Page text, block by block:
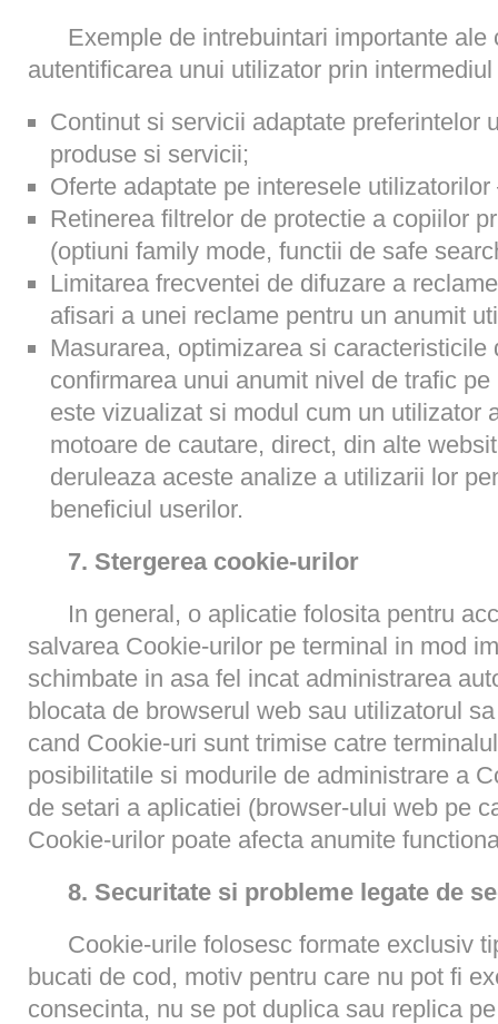
Exemple de intrebuintari importante
autentificarea unui utilizator prin
Continut si servicii adaptate preferintelor
produse si servicii;
Oferte adaptate pe interesele
Retinerea filtrelor de protectie a copiilor
(optiuni family mode, functii de safe
Limitarea frecventei de difuzare a
afisari a unei reclame pentru un anumit
Masurarea, optimizarea si
confirmarea unui anumit nivel de trafic
este vizualizat si modul cum un utilizator
motoare de cautare, direct, din alte
deruleaza aceste analize a utilizarii lor
beneficiul userilor.
7. Stergerea cookie-urilor
In general, o aplicatie folosita pentru
salvarea Cookie-urilor pe terminal in mod
schimbate in asa fel incat administrarea
blocata de browserul web sau utilizatorul
cand Cookie-uri sunt trimise catre
posibilitatile si modurile de administrare a
de setari a aplicatiei (browser-ului web pe
Cookie-urilor poate afecta anumite
8. Securitate si probleme legate de
Cookie-urile folosesc formate exclusiv
bucati de cod, motiv pentru care nu pot fi
consecinta, nu se pot duplica sau replica